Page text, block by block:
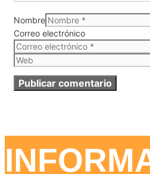
Nombre
Correo electrónico